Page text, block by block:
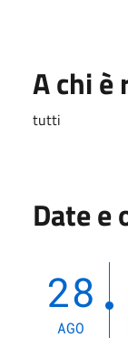
A chi
tutti
Date e
28
AGO